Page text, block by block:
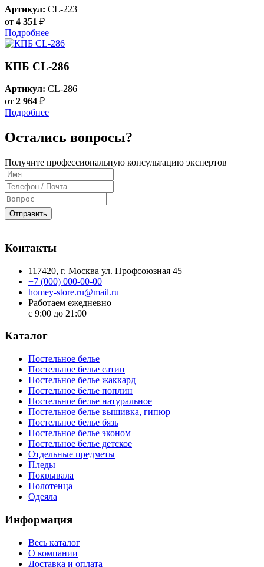
Артикул: CL-223
от 4 351 ₽
Подробнее
КПБ CL-286
Артикул: CL-286
от 2 964 ₽
Подробнее
Остались вопросы?
Получите профессиональную консультацию экспертов
Отправить
Контакты
117420, г. Москва ул. Профсоюзная 45
+7 (000) 000-00-00
homey-store.ru@mail.ru
Работаем ежедневно
с 9:00 до 21:00
Каталог
Постельное белье
Постельное белье сатин
Постельное белье жаккард
Постельное белье поплин
Постельное белье натуральное
Постельное белье вышивка, гипюр
Постельное белье бязь
Постельное белье эконом
Постельное белье детское
Отдельные предметы
Пледы
Покрывала
Полотенца
Одеяла
Информация
Весь каталог
О компании
Доставка и оплата